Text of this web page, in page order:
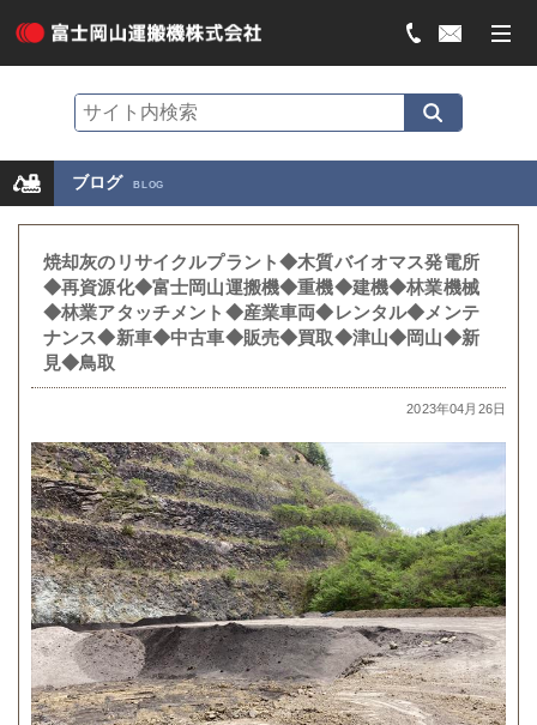
ブログ BLOG
焼却灰のリサイクルプラント◆木質バイオマス発電所
◆再資源化◆富士岡山運搬機◆重機◆建機◆林業機械
◆林業アタッチメント◆産業車両◆レンタル◆メンテ
ナンス◆新車◆中古車◆販売◆買取◆津山◆岡山◆新
見◆鳥取
2023年04月26日